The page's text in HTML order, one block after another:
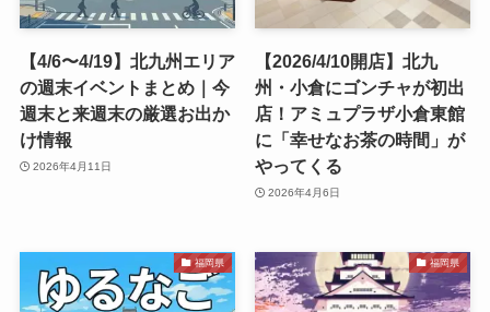
【4/6〜4/19】北九州エリア
の週末イベントまとめ｜今
週末と来週末の厳選お出か
け情報
2026年4月11日
【2026/4/10開店】北九
州・小倉にゴンチャが初出
店！アミュプラザ小倉東館
に「幸せなお茶の時間」が
やってくる
2026年4月6日
福岡県 福岡県